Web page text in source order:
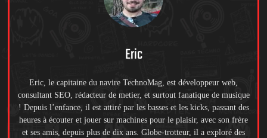
Eric
Eric, le capitaine du navire TechnoMag, est développeur web,
consultant SEO, rédacteur de metier, et surtout fanatique de musique
! Depuis l’enfance, il est attiré par les basses et les kicks, passant des
heures à écouter et jouer sur machines pour le plaisir, avec son frère
et ses amis, depuis plus de dix ans. Globe-trotteur, il a exploré des